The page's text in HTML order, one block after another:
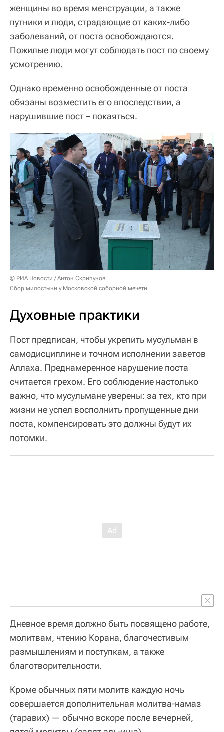
женщины во время менструации, а также
путники и люди, страдающие от каких-либо
заболеваний, от поста освобождаются.
Пожилые люди могут соблюдать пост по своему
усмотрению.
Однако временно освобожденные от поста
обязаны возместить его впоследствии, а
нарушившие пост – покаяться.
© РИА Новости / Антон Скрипунов
Сбор милостыни у Московской соборной мечети
Духовные практики
Пост предписан, чтобы укрепить мусульман в
самодисциплине и точном исполнении заветов
Аллаха. Преднамеренное нарушение поста
считается грехом. Его соблюдение настолько
важно, что мусульмане уверены: за тех, кто при
жизни не успел восполнить пропущенные дни
поста, компенсировать это должны будут их
потомки.
Дневное время должно быть посвящено работе,
молитвам, чтению Корана, благочестивым
размышлениям и поступкам, а также
благотворительности.
Кроме обычных пяти молитв каждую ночь
совершается дополнительная молитва-намаз
(таравих) — обычно вскоре после вечерней,